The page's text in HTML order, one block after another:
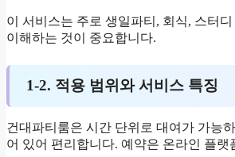
이 서비스는 주로 생일파티, 회식, 스터
이해하는 것이 중요합니다.
1-2. 적용 범위와 서비스 특징
건대파티룸은 시간 단위로 대여가 가능
어 있어 편리합니다. 예약은 온라인 플